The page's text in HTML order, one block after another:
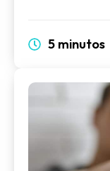
5 minutos